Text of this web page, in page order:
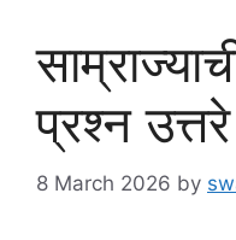
प्रश्न उत्तरे
8 March 2026 by